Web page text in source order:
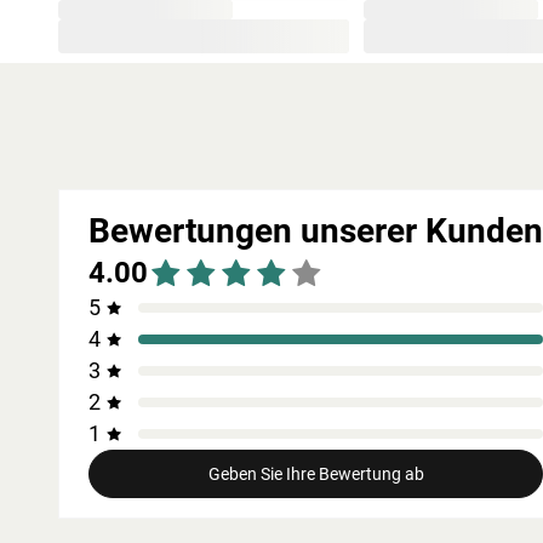
Spiegelbar: Bei dieser Sauna ist ein spiegelverkehrter
oder links positioniert werden.
Fenster: Diese Sauna hat 4 Fenster, bronziert,
aus bronziertem Isolierglas sorgt für eine moderne Optik
großzügige Glasfläche vergrößert die Sauna optisch und
Sauna.
Türvariante
Die 8 mm starke bronzierte Ganzglastür ist in einen
Bewertungen unserer Kunden
4.00
5
4
3
2
1
Geben Sie Ihre Bewertung ab